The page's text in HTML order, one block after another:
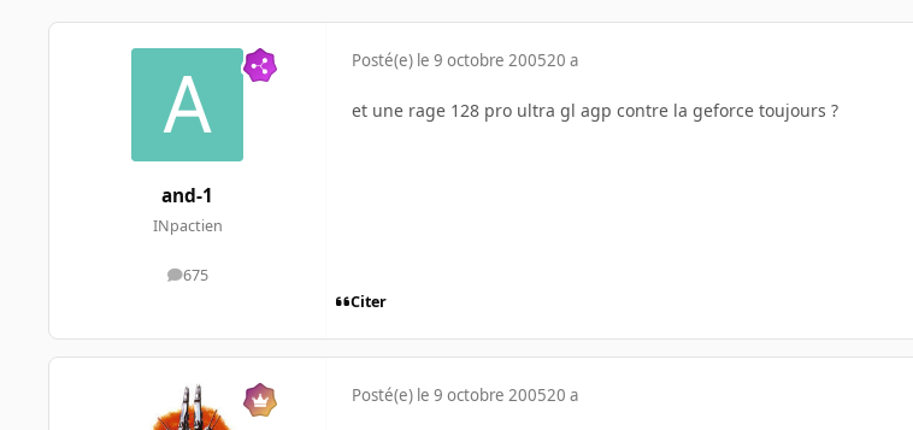
and-1
INpactien
675
messages
Posté(e) le 9 octobre 200520 a
et une rage 128 pro ultra gl agp contre la geforce toujours ?
Citer
Posté(e) le 9 octobre 200520 a